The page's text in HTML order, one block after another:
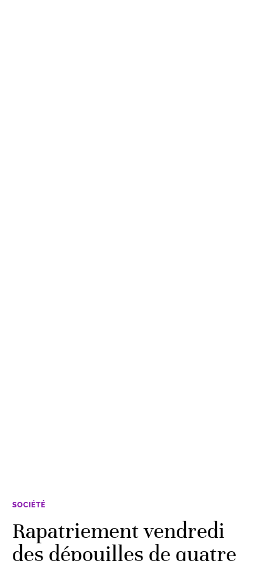
SOCIÉTÉ
Rapatriement vendredi
des dépouilles de quatre